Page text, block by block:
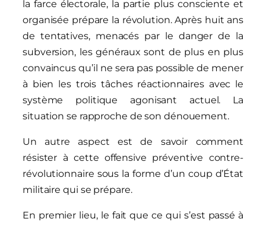
la farce électorale, la partie plus consciente et
organisée prépare la révolution. Après huit ans
de tentatives, menacés par le danger de la
subversion, les généraux sont de plus en plus
convaincus qu’il ne sera pas possible de mener
à bien les trois tâches réactionnaires avec le
système politique agonisant actuel. La
situation se rapproche de son dénouement.
Un autre aspect est de savoir comment
résister à cette offensive préventive contre-
révolutionnaire sous la forme d’un coup d’État
militaire qui se prépare.
En premier lieu, le fait que ce qui s’est passé à